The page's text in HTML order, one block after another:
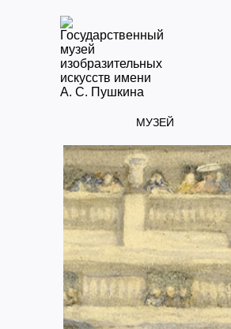
МУЗЕЙ